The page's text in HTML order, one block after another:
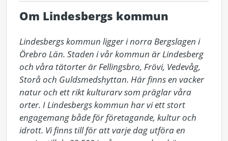
Om Lindesbergs kommun
Lindesbergs kommun ligger i norra Bergslagen i
Örebro Län. Staden i vår kommun är Lindesberg
och våra tätorter är Fellingsbro, Frövi, Vedevåg,
Storå och Guldsmedshyttan. Här finns en vacker
natur och ett rikt kulturarv som präglar våra
orter. I Lindesbergs kommun har vi ett stort
engagemang både för företagande, kultur och
idrott. Vi finns till för att varje dag utföra en